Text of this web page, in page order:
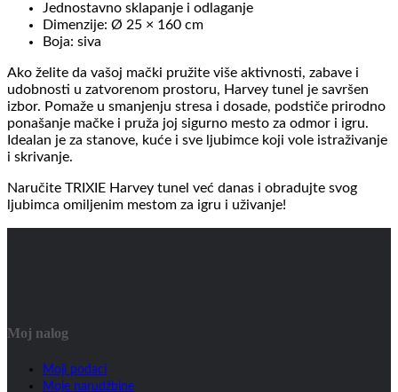
Jednostavno sklapanje i odlaganje
Dimenzije: Ø 25 × 160 cm
Boja: siva
Ako želite da vašoj mački pružite više aktivnosti, zabave i
udobnosti u zatvorenom prostoru, Harvey tunel je savršen
izbor. Pomaže u smanjenju stresa i dosade, podstiče prirodno
ponašanje mačke i pruža joj sigurno mesto za odmor i igru.
Idealan je za stanove, kuće i sve ljubimce koji vole istraživanje
i skrivanje.
Naručite TRIXIE Harvey tunel već danas i obradujte svog
ljubimca omiljenim mestom za igru i uživanje!
Moj nalog
Moji podaci
Moje narudžbine